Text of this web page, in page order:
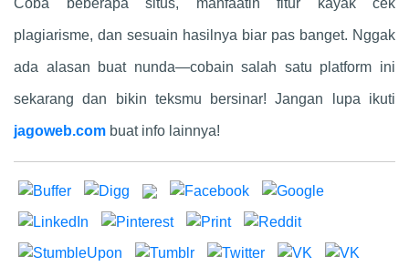
Coba beberapa situs, manfaatin fitur kayak cek
plagiarisme, dan sesuain hasilnya biar pas banget. Nggak
ada alasan buat nunda—cobain salah satu platform ini
sekarang dan bikin teksmu bersinar! Jangan lupa ikuti
jagoweb.com buat info lainnya!